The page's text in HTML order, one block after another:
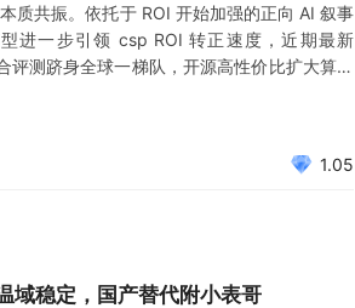
质共振。依托于 ROI 开始加强的正向 AI 叙事
进一步引领 csp ROI 转正速度，近期最新
测跻身全球一梯队，开源高性价比扩大算力
1.05
域稳定，国产替代附小表哥